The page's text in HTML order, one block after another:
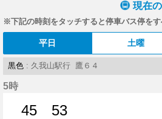
現在
※下記の時刻をタッチすると停車バス停をす
平日 土曜
黒色 : 久我山駅行 鷹６４
5時
45
53